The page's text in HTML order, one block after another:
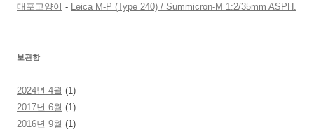
대포고양이 - Leica M-P (Type 240) / Summicron-M 1:2/35mm ASPH.
보관함
2024년 4월 (1)
2017년 6월 (1)
2016년 9월 (1)